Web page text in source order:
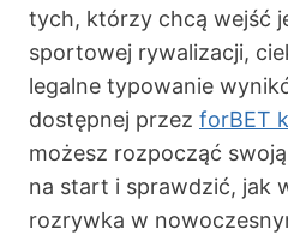
tych, którzy chcą wejść
sportowej rywalizacji,
legalne typowanie
dostępnej przez forBET
możesz rozpocząć
na start i sprawdzić, jak
rozrywka w